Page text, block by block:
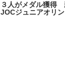
３人がメダル獲得
JOCジュニアオリ